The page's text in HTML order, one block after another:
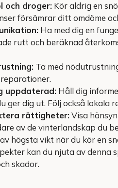
och droger: Kör aldrig en
försämrar ditt omdöme
Ha med dig en
rutt och beräknad
Ta med
uppdaterad: Håll dig
ger dig ut. Följ också lokala
rättigheter:Visa
av de vinterlandskap du
högsta vikt när du kör en
kan du njuta av denna
skador.